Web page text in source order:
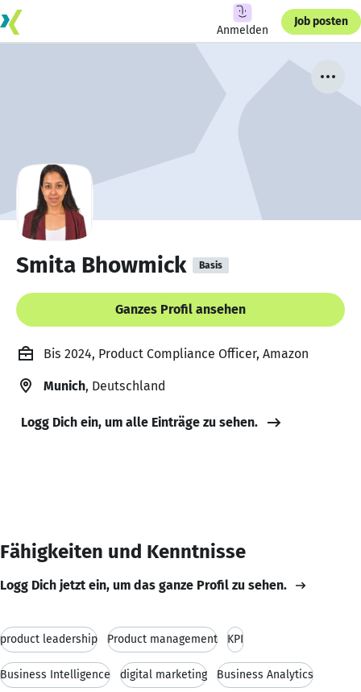
Anmelden
Job posten
Smita Bhowmick Basis
Ganzes Profil ansehen
Bis 2024, Product Compliance Officer, Amazon
Munich, Deutschland
Logg Dich ein, um alle Einträge zu sehen.
Fähigkeiten und Kenntnisse
Logg Dich jetzt ein, um das ganze Profil zu sehen.
product leadership Product management KPI
Business Intelligence digital marketing Business Analytics